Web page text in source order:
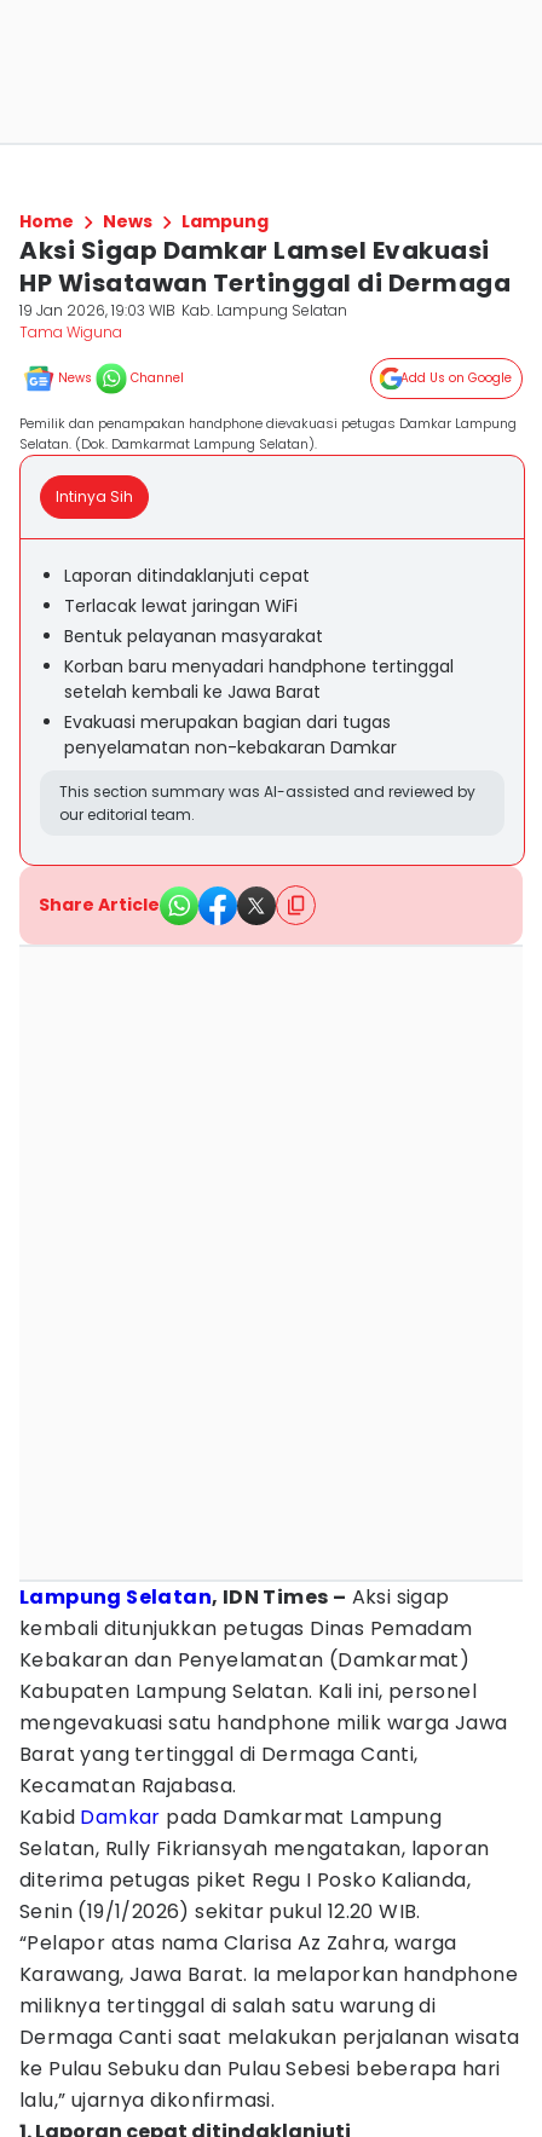
Home News Lampung
Aksi Sigap Damkar Lamsel Evakuasi
HP Wisatawan Tertinggal di Dermaga
19 Jan 2026, 19:03 WIB Kab. Lampung Selatan
Tama Wiguna
News Channel Add Us on Google
Pemilik dan penampakan handphone dievakuasi petugas Damkar Lampung
Selatan. (Dok. Damkarmat Lampung Selatan).
Intinya Sih
Laporan ditindaklanjuti cepat
Terlacak lewat jaringan WiFi
Bentuk pelayanan masyarakat
Korban baru menyadari handphone tertinggal
setelah kembali ke Jawa Barat
Evakuasi merupakan bagian dari tugas
penyelamatan non-kebakaran Damkar
This section summary was AI-assisted and reviewed by
our editorial team.
Share Article
Lampung Selatan, IDN Times – Aksi sigap
kembali ditunjukkan petugas Dinas Pemadam
Kebakaran dan Penyelamatan (Damkarmat)
Kabupaten Lampung Selatan. Kali ini, personel
mengevakuasi satu handphone milik warga Jawa
Barat yang tertinggal di Dermaga Canti,
Kecamatan Rajabasa.
Kabid Damkar pada Damkarmat Lampung
Selatan, Rully Fikriansyah mengatakan, laporan
diterima petugas piket Regu I Posko Kalianda,
Senin (19/1/2026) sekitar pukul 12.20 WIB.
“Pelapor atas nama Clarisa Az Zahra, warga
Karawang, Jawa Barat. Ia melaporkan handphone
miliknya tertinggal di salah satu warung di
Dermaga Canti saat melakukan perjalanan wisata
ke Pulau Sebuku dan Pulau Sebesi beberapa hari
lalu,” ujarnya dikonfirmasi.